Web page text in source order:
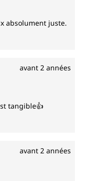
absolument juste.
avant 2 années
tangible👍
avant 2 années